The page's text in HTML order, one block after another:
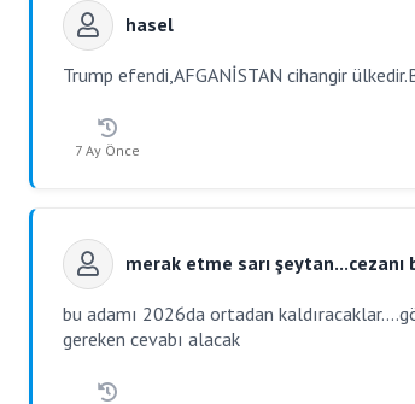
hasel
Trump efendi,AFGANİSTAN cihangir
7 Ay Önce
merak etme sarı şeytan...cezanı
bu adamı 2026da ortadan
gereken cevabı alacak